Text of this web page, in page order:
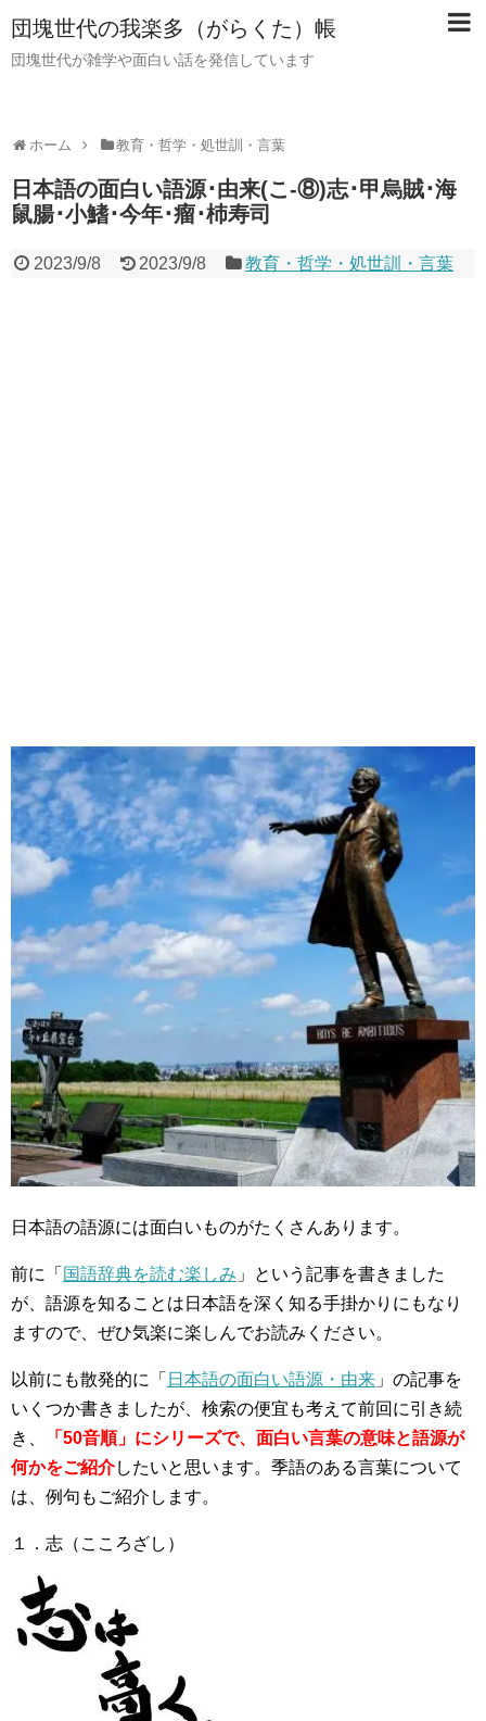
団塊世代の我楽多（がらくた）帳
団塊世代が雑学や面白い話を発信しています
ホーム 教育・哲学・処世訓・言葉
日本語の面白い語源･由来(こ-⑧)志･甲烏賊･海
鼠腸･小鰭･今年･瘤･杮寿司
2023/9/8 2023/9/8 教育・哲学・処世訓・言葉
日本語の語源には面白いものがたくさんあります。
前に「 国語辞典を読む楽しみ 」という記事を書きました
が、語源を知ることは日本語を深く知る手掛かりにもなり
ますので、ぜひ気楽に楽しんでお読みください。
以前にも散発的に「 日本語の面白い語源・由来 」の記事を
いくつか書きましたが、検索の便宜も考えて前回に引き続
き、
「50音順」にシリーズで、面白い言葉の意味と語源が
何かをご紹介したいと思います。季語のある言葉について
は、例句もご紹介します。
１．志（こころざし）